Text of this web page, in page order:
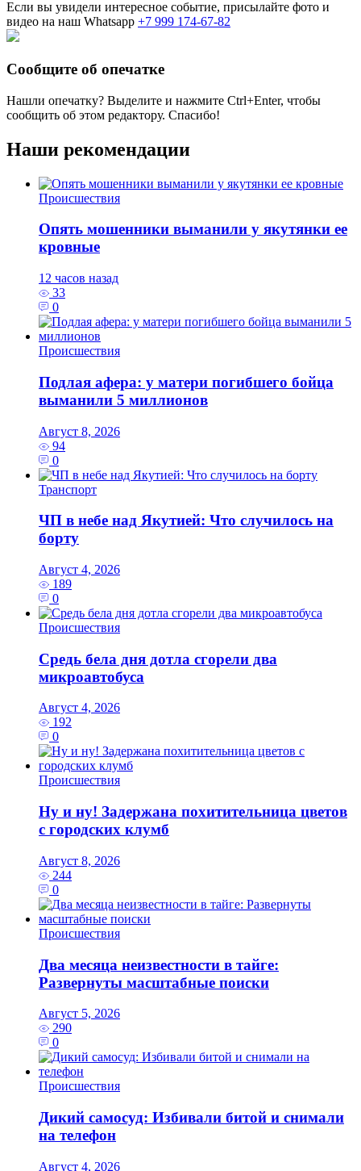
Если вы увидели интересное событие, присылайте фото и
видео на наш Whatsapp +7 999 174-67-82
Сообщите об опечатке
Нашли опечатку? Выделите и нажмите Ctrl+Enter, чтобы
сообщить об этом редактору. Спасибо!
Наши рекомендации
Происшествия
Опять мошенники выманили у якутянки ее
кровные
12 часов назад
33
0
Происшествия
Подлая афера: у матери погибшего бойца
выманили 5 миллионов
Август 8, 2026
94
0
Транспорт
ЧП в небе над Якутией: Что случилось на
борту
Август 4, 2026
189
0
Происшествия
Средь бела дня дотла сгорели два
микроавтобуса
Август 4, 2026
192
0
Происшествия
Ну и ну! Задержана похитительница цветов
с городских клумб
Август 8, 2026
244
0
Происшествия
Два месяца неизвестности в тайге:
Развернуты масштабные поиски
Август 5, 2026
290
0
Происшествия
Дикий самосуд: Избивали битой и снимали
на телефон
Август 4, 2026